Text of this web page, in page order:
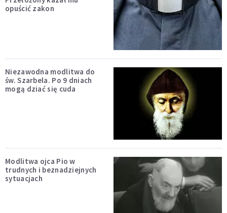
opuścić zakon
Niezawodna modlitwa do
św. Szarbela. Po 9 dniach
mogą dziać się cuda
Modlitwa ojca Pio w
trudnych i beznadziejnych
sytuacjach